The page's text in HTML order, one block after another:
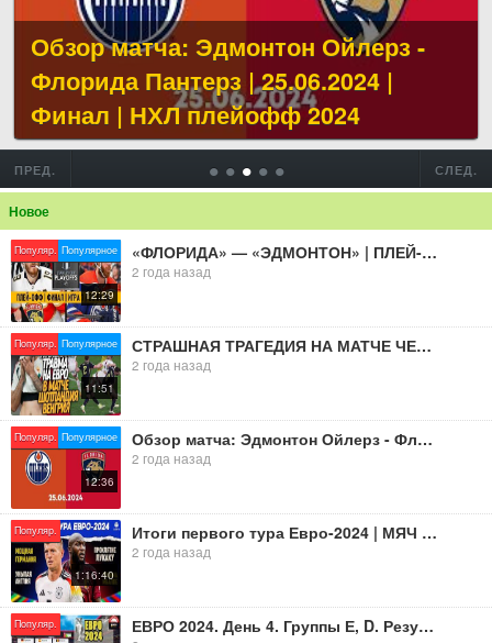
Обзор матча: Эдмонтон Ойлерз -
Флорида Пантерз | 25.06.2024 |
Финал | НХЛ плейофф 2024
ПРЕД. • • • • • СЛЕД.
Новое
Популяр. Популярное
12:29
«ФЛОРИДА» — «ЭДМОНТОН» | ПЛЕЙ-ОФФ | ФИНАЛ | ИГРА 7 | ОБЗОР МАТЧА | 25.06.2024
2 года назад
Популяр. Популярное
11:51
СТРАШНАЯ ТРАГЕДИЯ НА МАТЧЕ ЧЕМПИОНАТА ЕВРОПЫ! ШОТЛАНДИЯ - ВЕНГРИЯ / Доза Футбола
2 года назад
Популяр. Популярное
12:36
Обзор матча: Эдмонтон Ойлерз - Флорида Пантерз | 25.06.2024 | Финал | НХЛ плейофф 2024
2 года назад
Популяр.
1:16:40
Итоги первого тура Евро-2024 | МЯЧ Подкаст | Live
2 года назад
Популяр. ЕВРО 2024. День 4. Группы Е, D. Результаты, расписание, таблицы.